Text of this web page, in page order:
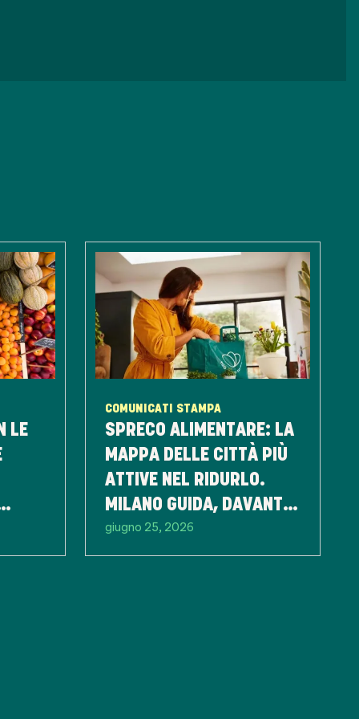
LE
COMUNICATI STAMPA
SPRECO ALIMENTARE: LA
MAPPA DELLE CITTÀ PIÙ
ATTIVE NEL RIDURLO.
MILANO GUIDA, DAVANTI
A ROMA E FIRENZE.
EMILIA ROMAGNA TRA LE
giugno 25, 2026